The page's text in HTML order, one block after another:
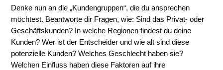
Denke nun an die „Kundengruppen“, die du ansprechen
möchtest. Beantworte dir Fragen, wie: Sind das Privat- oder
Geschäftskunden? In welche Regionen findest du deine
Kunden? Wer ist der Entscheider und wie alt sind diese
potenzielle Kunden? Welches Geschlecht haben sie?
Welchen Einfluss haben diese Faktoren auf ihre